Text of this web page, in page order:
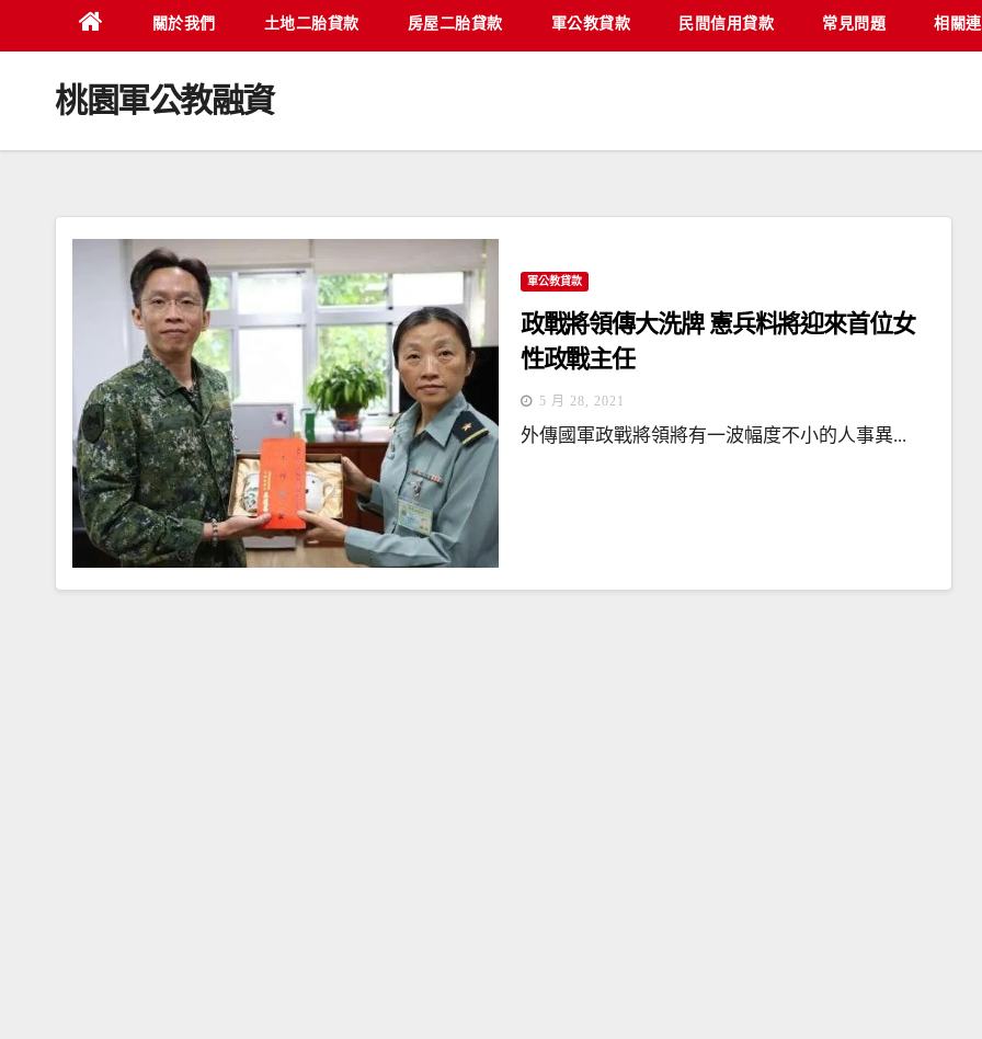
關於我們 土地二胎貸款 房屋二胎貸款 軍公教貸款 民間信用貸款 常見問題 相關
桃園軍公教融資
軍公教貸款
政戰將領傳大洗牌 憲兵料將迎來首位女
性政戰主任
5 月 28, 2021
外傳國軍政戰將領將有一波幅度不小的人事異...